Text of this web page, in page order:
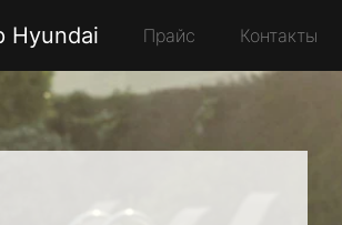
Hyundai Прайс Контакты